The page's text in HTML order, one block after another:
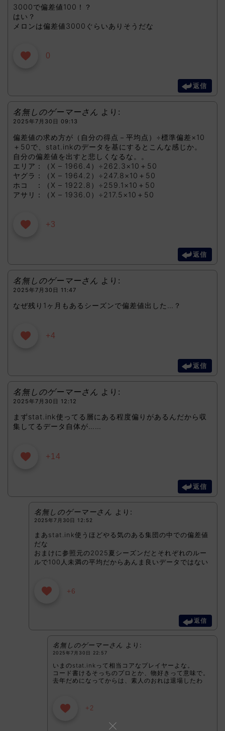
3000で偏差値100！？
はい？
メロンは偏差値3000ぐらいありそうだな
0
返信
名無しのゲーマーさん より:
2025年7月30日 09:13
偏差値の求め方が（自分の得点－平均点）÷標準偏差×10
＋50で、stat.inkのデータを基にするとこんな感じか。
自分の偏差値を出すと悲しくなるな。。
エリア：（X – 1966.4）÷262.3×10＋50
ヤグラ：（X – 1964.2）÷247.8×10＋50
ホコ ：（X – 1922.8）÷259.1×10＋50
アサリ：（X – 1936.0）÷217.5×10＋50
+3
返信
名無しのゲーマーさん より:
2025年7月30日 11:47
なぜ残り1ヶ月もあるシーズンで偏差値出した…？
+4
返信
名無しのゲーマーさん より:
2025年7月30日 12:12
まずstat.ink使ってる層にある程度偏りがあるんだから収
集してるデータ自体が……
+14
返信
名無しのゲーマーさん より:
2025年7月30日 12:52
まあstat.ink使うほどやる気のある集団の中での偏差値
だな
おまけに参照元の2025夏シーズンだとそれぞれのルー
ルで100人未満の平均だからあんま良いデータではない
+6
返信
名無しのゲーマーさん より:
2025年7月30日 22:57
いまのstat.inkって相当コアなプレイヤーよな。
コード書けるそっちのプロとか、物好きって意味で。
去年だめになってからは、素人のおれは退場したわ
+2